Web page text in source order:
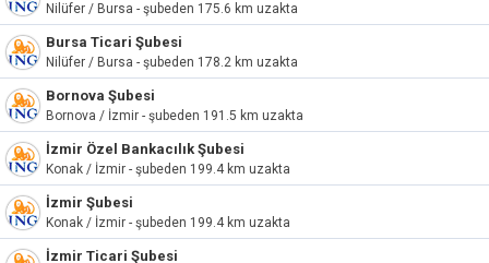
Nilüfer / Bursa - şubeden 175.6 km uzakta
Bursa Ticari Şubesi
Nilüfer / Bursa - şubeden 178.2 km uzakta
Bornova Şubesi
Bornova / İzmir - şubeden 191.5 km uzakta
İzmir Özel Bankacılık Şubesi
Konak / İzmir - şubeden 199.4 km uzakta
İzmir Şubesi
Konak / İzmir - şubeden 199.4 km uzakta
İzmir Ticari Şubesi